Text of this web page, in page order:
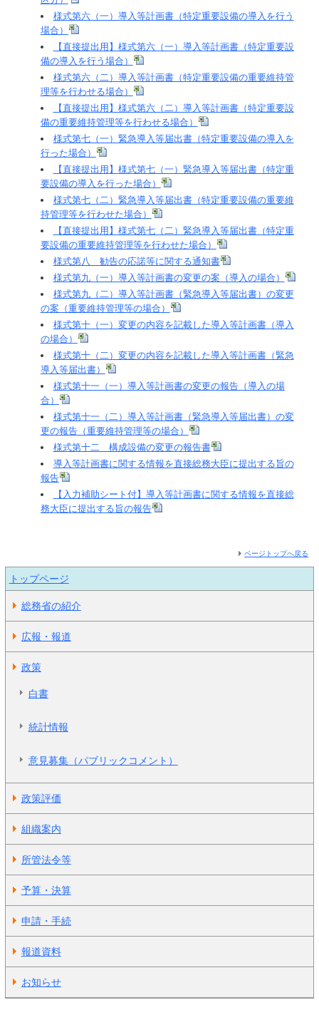
様式第六（一）導入等計画書（特定重要設備の導入を行う
場合）
【直接提出用】様式第六（一）導入等計画書（特定重要設
備の導入を行う場合）
様式第六（二）導入等計画書（特定重要設備の重要維持管
理等を行わせる場合）
【直接提出用】様式第六（二）導入等計画書（特定重要設
備の重要維持管理等を行わせる場合）
様式第七（一）緊急導入等届出書（特定重要設備の導入を
行った場合）
【直接提出用】様式第七（一）緊急導入等届出書（特定重
要設備の導入を行った場合）
様式第七（二）緊急導入等届出書（特定重要設備の重要維
持管理等を行わせた場合）
【直接提出用】様式第七（二）緊急導入等届出書（特定重
要設備の重要維持管理等を行わせた場合）
様式第八 勧告の応諾等に関する通知書
様式第九（一）導入等計画書の変更の案（導入の場合）
様式第九（二）導入等計画書（緊急導入等届出書）の変更
の案（重要維持管理等の場合）
様式第十（一）変更の内容を記載した導入等計画書（導入
の場合）
様式第十（二）変更の内容を記載した導入等計画書（緊急
導入等届出書）
様式第十一（一）導入等計画書の変更の報告（導入の場
合）
様式第十一（二）導入等計画書（緊急導入等届出書）の変
更の報告（重要維持管理等の場合）
様式第十二 構成設備の変更の報告書
導入等計画書に関する情報を直接総務大臣に提出する旨の
報告
【入力補助シート付】導入等計画書に関する情報を直接総
務大臣に提出する旨の報告
ページトップへ戻る
トップページ
総務省の紹介
広報・報道
政策
白書
統計情報
意見募集（パブリックコメント）
政策評価
組織案内
所管法令等
予算・決算
申請・手続
報道資料
お知らせ